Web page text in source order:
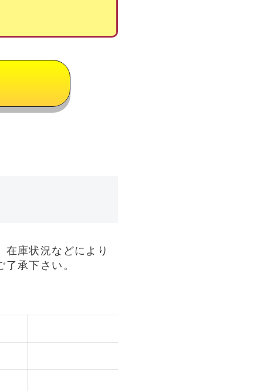
庫状況などにより
承下さい。